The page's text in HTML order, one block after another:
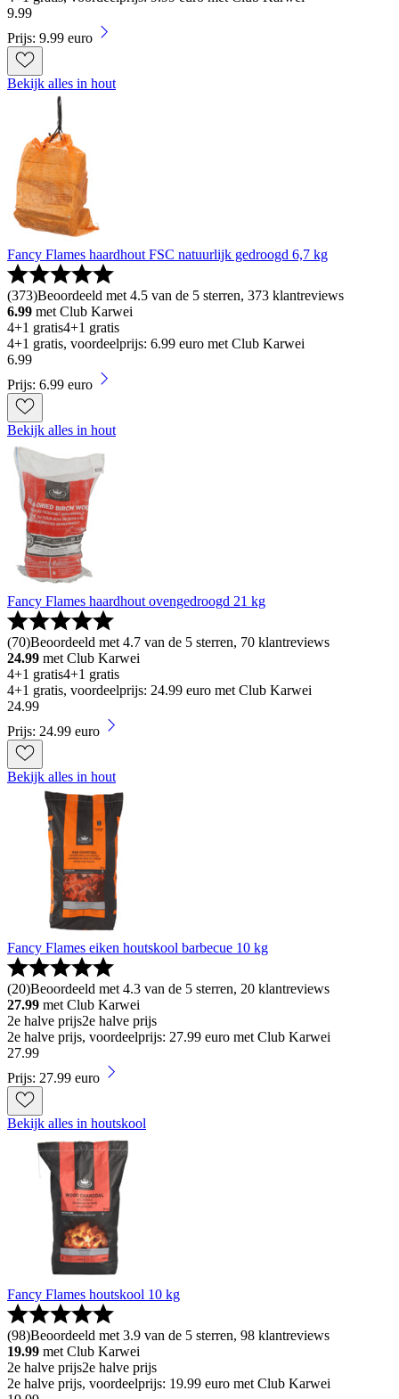
9.99
Prijs: 9.99 euro
Bekijk alles in hout
Fancy Flames haardhout FSC natuurlijk gedroogd 6,7 kg
(373)Beoordeeld met 4.5 van de 5 sterren, 373 klantreviews
6.99 met Club Karwei
4+1 gratis4+1 gratis
4+1 gratis, voordeelprijs: 6.99 euro met Club Karwei
6.99
Prijs: 6.99 euro
Bekijk alles in hout
Fancy Flames haardhout ovengedroogd 21 kg
(70)Beoordeeld met 4.7 van de 5 sterren, 70 klantreviews
24.99 met Club Karwei
4+1 gratis4+1 gratis
4+1 gratis, voordeelprijs: 24.99 euro met Club Karwei
24.99
Prijs: 24.99 euro
Bekijk alles in hout
Fancy Flames eiken houtskool barbecue 10 kg
(20)Beoordeeld met 4.3 van de 5 sterren, 20 klantreviews
27.99 met Club Karwei
2e halve prijs2e halve prijs
2e halve prijs, voordeelprijs: 27.99 euro met Club Karwei
27.99
Prijs: 27.99 euro
Bekijk alles in houtskool
Fancy Flames houtskool 10 kg
(98)Beoordeeld met 3.9 van de 5 sterren, 98 klantreviews
19.99 met Club Karwei
2e halve prijs2e halve prijs
2e halve prijs, voordeelprijs: 19.99 euro met Club Karwei